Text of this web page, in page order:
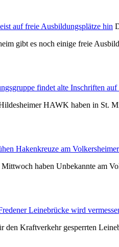
auf freie Ausbildungsplätze hin
gibt es noch einige freie
findet alte Inschriften
HAWK haben in St.
Hakenkreuze am
haben Unbekannte am
Leinebrücke wird
den Kraftverkehr gesperrten